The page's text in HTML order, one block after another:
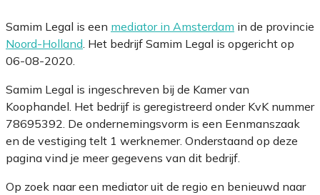
Samim Legal is een mediator in Amsterdam in de provincie
Noord-Holland . Het bedrijf Samim Legal is opgericht op
06-08-2020.
Samim Legal is ingeschreven bij de Kamer van
Koophandel. Het bedrijf is geregistreerd onder KvK nummer
78695392. De ondernemingsvorm is een Eenmanszaak
en de vestiging telt 1 werknemer. Onderstaand op deze
pagina vind je meer gegevens van dit bedrijf.
Op zoek naar een mediator uit de regio en benieuwd naar